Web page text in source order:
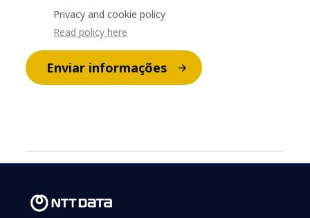
Privacy and cookie policy
Read policy here
Enviar informações